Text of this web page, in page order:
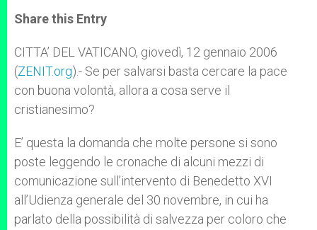
t
s
p
p
s
e
g
e
r
e
b
o
k
r
Share this Entry
CITTA’ DEL VATICANO, giovedì, 12 gennaio 2006
(ZENIT.org).- Se per salvarsi basta cercare la pace
con buona volontà, allora a cosa serve il
cristianesimo?
E’ questa la domanda che molte persone si sono
poste leggendo le cronache di alcuni mezzi di
comunicazione sull’intervento di Benedetto XVI
all’Udienza generale del 30 novembre, in cui ha
parlato della possibilità di salvezza per coloro che